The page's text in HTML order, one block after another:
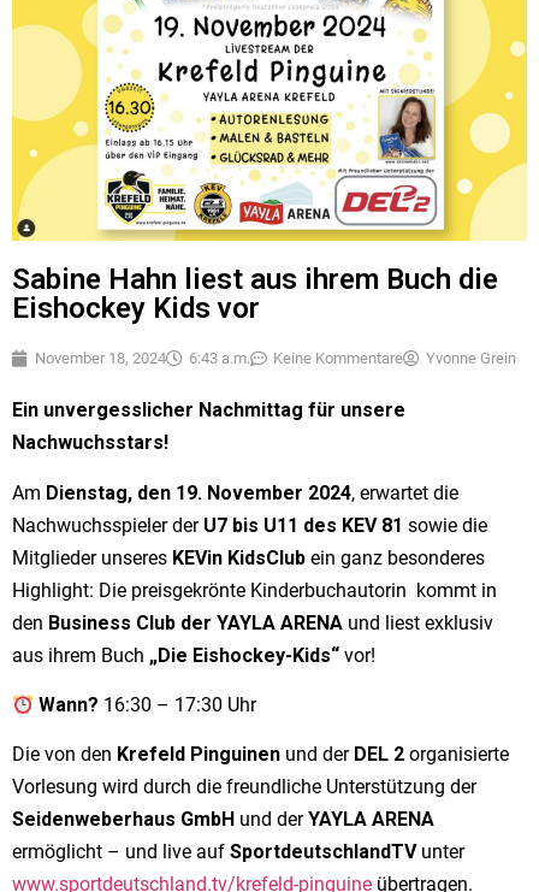
Sabine Hahn liest aus ihrem Buch die
Eishockey Kids vor
November 18, 2024 6:43 a.m. Keine Kommentare Yvonne Grein
Ein unvergesslicher Nachmittag für unsere
Nachwuchsstars!
Am Dienstag, den 19. November 2024, erwartet die
Nachwuchsspieler der U7 bis U11 des KEV 81 sowie die
Mitglieder unseres KEVin KidsClub ein ganz besonderes
Highlight: Die preisgekrönte Kinderbuchautorin kommt in
den Business Club der YAYLA ARENA und liest exklusiv
aus ihrem Buch „Die Eishockey-Kids“ vor!
Wann? 16:30 – 17:30 Uhr
Die von den Krefeld Pinguinen und der DEL 2 organisierte
Vorlesung wird durch die freundliche Unterstützung der
Seidenweberhaus GmbH und derYAYLA ARENA
ermöglicht – und live auf SportdeutschlandTVunter
www.sportdeutschland.tv/krefeld-pinguine übertragen.